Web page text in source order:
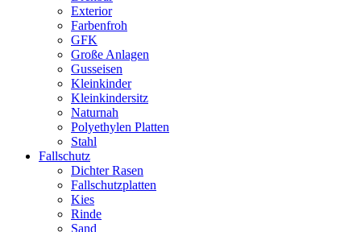
Exterior
Farbenfroh
GFK
Große Anlagen
Gusseisen
Kleinkinder
Kleinkindersitz
Naturnah
Polyethylen Platten
Stahl
Fallschutz
Dichter Rasen
Fallschutzplatten
Kies
Rinde
Sand